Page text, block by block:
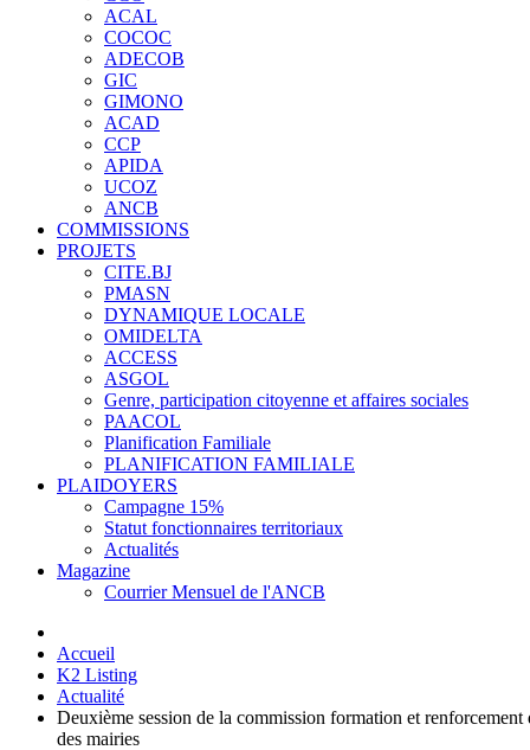
ACAL
COCOC
ADECOB
GIC
GIMONO
ACAD
CCP
APIDA
UCOZ
ANCB
COMMISSIONS
PROJETS
CITE.BJ
PMASN
DYNAMIQUE LOCALE
OMIDELTA
ACCESS
ASGOL
Genre, participation citoyenne et affaires sociales
PAACOL
Planification Familiale
PLANIFICATION FAMILIALE
PLAIDOYERS
Campagne 15%
Statut fonctionnaires territoriaux
Actualités
Magazine
Courrier Mensuel de l'ANCB
Accueil
K2 Listing
Actualité
Deuxième session de la commission formation et
des mairies